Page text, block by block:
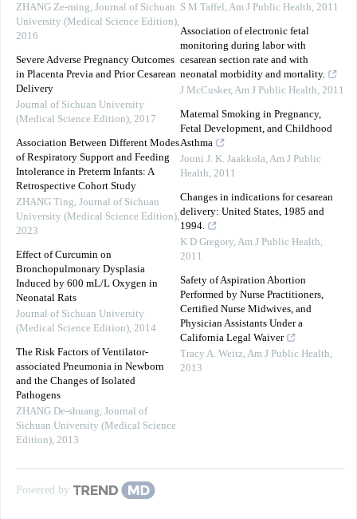
ZHANG Ze-ming, Journal of Sichuan
University (Medical Science Edition),
2016
Severe Adverse Pregnancy Outcomes
in Placenta Previa and Prior Cesarean
Delivery
Journal of Sichuan University
(Medical Science Edition), 2017
Association Between Different Modes
of Respiratory Support and Feeding
Intolerance in Preterm Infants: A
Retrospective Cohort Study
ZHANG Ting, Journal of Sichuan
University (Medical Science Edition),
2023
Effect of Curcumin on
Bronchopulmonary Dysplasia
Induced by 600 mL/L Oxygen in
Neonatal Rats
Journal of Sichuan University
(Medical Science Edition), 2014
The Risk Factors of Ventilator-
associated Pneumonia in Newborn
and the Changes of Isolated
Pathogens
ZHANG De-shuang, Journal of
Sichuan University (Medical Science
Edition), 2013
S M Taffel,Am J Public Health, 2011
Association of electronic fetal
monitoring during labor with
cesarean section rate and with
neonatal morbidity and mortality.
J McCusker,Am J Public Health, 2011
Maternal Smoking in Pregnancy,
Fetal Development, and Childhood
Asthma
Jouni J. K. Jaakkola,Am J Public
Health, 2011
Changes in indications for cesarean
delivery: United States, 1985 and
1994.
K D Gregory,Am J Public Health,
2011
Safety of Aspiration Abortion
Performed by Nurse Practitioners,
Certified Nurse Midwives, and
Physician Assistants Under a
California Legal Waiver
Tracy A. Weitz,Am J Public Health,
2013
Powered by